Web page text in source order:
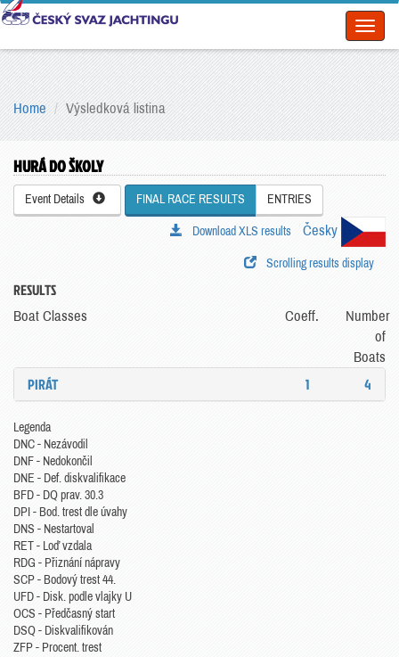
Home Výsledková listina
HURÁ DO ŠKOLY
Event Details FINAL RACE RESULTS ENTRIES
Česky
Download XLS results
Scrolling results display
RESULTS
Boat Classes Coeff.
Number
of
Boats
PIRÁT 1 4
Legenda
DNC - Nezávodil
DNF - Nedokončil
DNE - Def. diskvalifikace
BFD - DQ prav. 30.3
DPI - Bod. trest dle úvahy
DNS - Nestartoval
RET - Loď vzdala
RDG - Přiznání nápravy
SCP - Bodový trest 44.
UFD - Disk. podle vlajky U
OCS - Předčasný start
DSQ - Diskvalifikován
ZFP - Procent. trest